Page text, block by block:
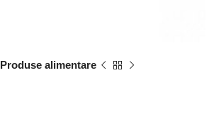
Produse alimentare